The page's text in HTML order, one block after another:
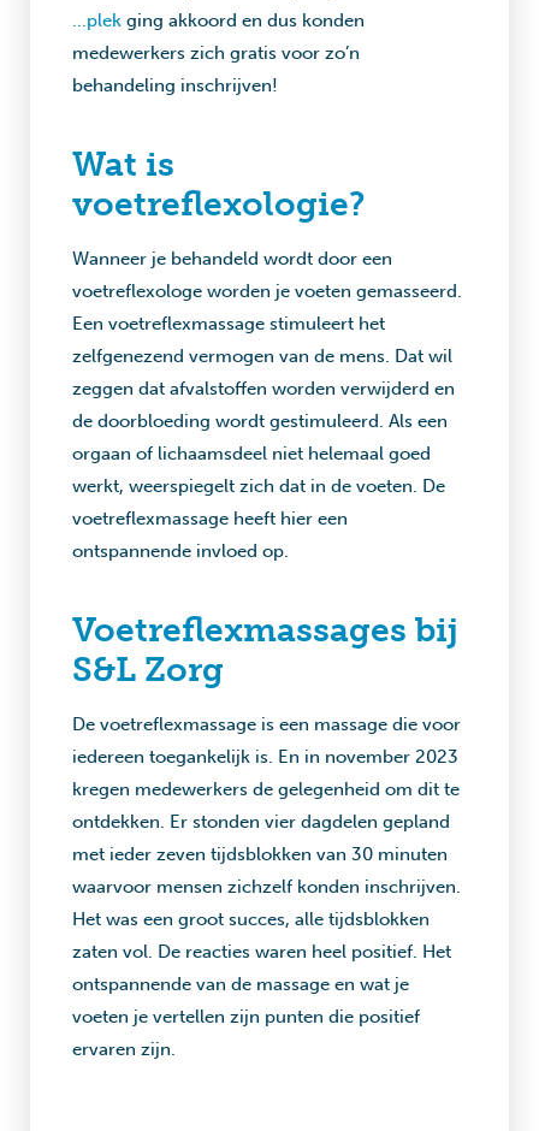
…plek ging akkoord en dus konden
medewerkers zich gratis voor zo’n
behandeling inschrijven!
Wat is
voetreflexologie?
Wanneer je behandeld wordt door een
voetreflexologe worden je voeten gemasseerd.
Een voetreflexmassage stimuleert het
zelfgenezend vermogen van de mens. Dat wil
zeggen dat afvalstoffen worden verwijderd en
de doorbloeding wordt gestimuleerd. Als een
orgaan of lichaamsdeel niet helemaal goed
werkt, weerspiegelt zich dat in de voeten. De
voetreflexmassage heeft hier een
ontspannende invloed op.
Voetreflexmassages bij
S&L Zorg
De voetreflexmassage is een massage die voor
iedereen toegankelijk is. En in november 2023
kregen medewerkers de gelegenheid om dit te
ontdekken. Er stonden vier dagdelen gepland
met ieder zeven tijdsblokken van 30 minuten
waarvoor mensen zichzelf konden inschrijven.
Het was een groot succes, alle tijdsblokken
zaten vol. De reacties waren heel positief. Het
ontspannende van de massage en wat je
voeten je vertellen zijn punten die positief
ervaren zijn.